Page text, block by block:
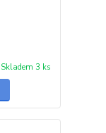
Skladem 3 ks